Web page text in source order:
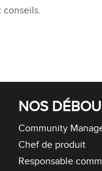
conseils.
NOS
Community
Chef de produit
Responsable